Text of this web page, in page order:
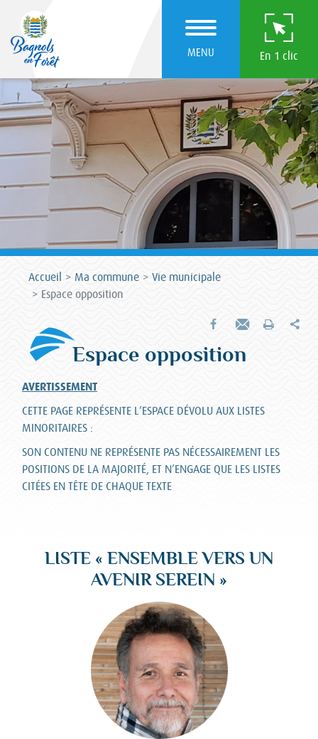
MENU En 1 clic
Accueil Ma commune
Vie municipale
Espace opposition
Partager sur Facebook
Envoyer par e-mail
Imprimer
Espace opposition
AVERTISSEMENT
CETTE PAGE REPRÉSENTE L’ESPACE DÉVOLU AUX LISTES
MINORITAIRES :
SON CONTENU NE REPRÉSENTE PAS NÉCESSAIREMENT LES
POSITIONS DE LA MAJORITÉ, ET N’ENGAGE QUE LES LISTES
CITÉES EN TÊTE DE CHAQUE TEXTE
LISTE « ENSEMBLE VERS UN
AVENIR SEREIN »